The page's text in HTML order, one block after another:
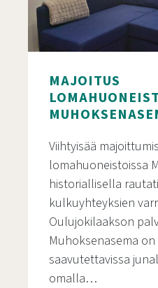
MAJOITUS
Viihtyisää
lomahuoneistoissa
historiallisella
kulkuyhteyksien
Oulujokilaakson
Muhoksenasema on
saavutettavissa
omalla…